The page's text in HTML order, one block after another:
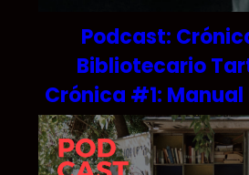
Podcast:
Bibliotecario
Crónica #1: Manual